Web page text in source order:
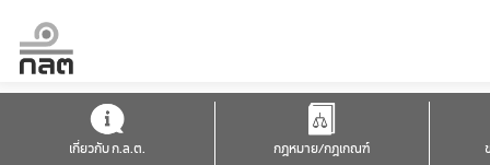
เกี่ยวกับ ก.ล.ต. กฎหมาย/กฎเกณฑ์